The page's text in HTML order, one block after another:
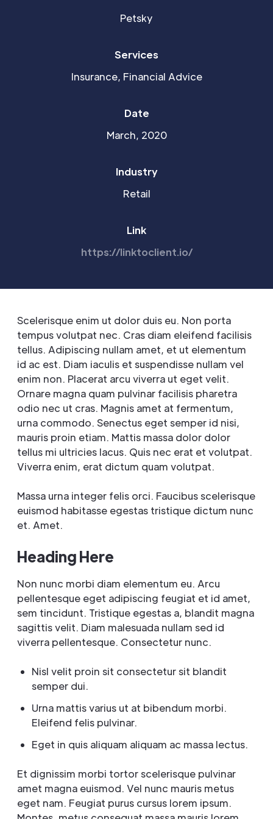
Petsky
Services
Insurance, Financial Advice
Date
March, 2020
Industry
Retail
Link
https://linktoclient.io/
Scelerisque enim ut dolor duis eu. Non porta
tempus volutpat nec. Cras diam eleifend facilisis
tellus. Adipiscing nullam amet, et ut elementum
id ac est. Diam iaculis et suspendisse nullam vel
enim non. Placerat arcu viverra ut eget velit.
Ornare magna quam pulvinar facilisis pharetra
odio nec ut cras. Magnis amet at fermentum,
urna commodo. Senectus eget semper id nisi,
mauris proin etiam. Mattis massa dolor dolor
tellus mi ultricies lacus. Quis nec erat et volutpat.
Viverra enim, erat dictum quam volutpat.
Massa urna integer felis orci. Faucibus scelerisque
euismod habitasse egestas tristique dictum nunc
et. Amet.
Heading Here
Non nunc morbi diam elementum eu. Arcu
pellentesque eget adipiscing feugiat et id amet,
sem tincidunt. Tristique egestas a, blandit magna
sagittis velit. Diam malesuada nullam sed id
viverra pellentesque. Consectetur nunc.
Nisl velit proin sit consectetur sit blandit
semper dui.
Urna mattis varius ut at bibendum morbi.
Eleifend felis pulvinar.
Eget in quis aliquam aliquam ac massa lectus.
Et dignissim morbi tortor scelerisque pulvinar
amet magna euismod. Vel nunc mauris metus
eget nam. Feugiat purus cursus lorem ipsum.